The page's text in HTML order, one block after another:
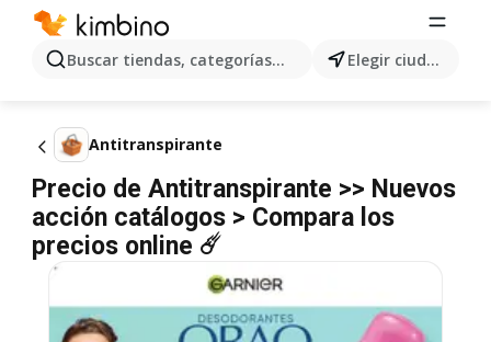
Buscar tiendas, categorías, productos... Elegir ciudad
Antitranspirante
Precio de Antitranspirante >> Nuevos
acción catálogos > Compara los
precios online ☄️